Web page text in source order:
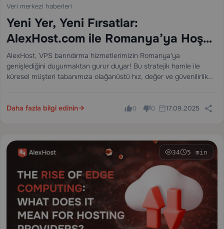
Veri merkezi haberleri
Yeni Yer, Yeni Fırsatlar:
AlexHost.com ile Romanya’ya Hoş
Geldiniz
AlexHost, VPS barındırma hizmetlerimizin Romanya'ya
genişlediğini duyurmaktan gurur duyar! Bu stratejik hamle ile
küresel müşteri tabanımıza olağanüstü hız, değer ve güvenilirlik
geliştiriciler ve yenilikçiler için neden…
Daha fazla bilgi edinin 0 0 17.09.2025
34 5 min